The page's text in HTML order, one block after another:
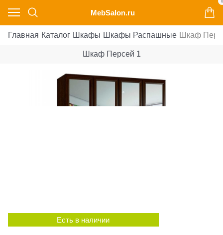
MebSalon.ru
0
Главная Каталог Шкафы Шкафы Распашные Шкаф
Шкаф Персей 1
Есть в наличии